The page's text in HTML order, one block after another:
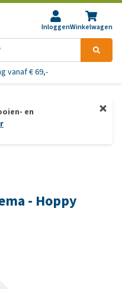
InloggenWinkelwagen
vanaf € 69,-
en
- Hoppy